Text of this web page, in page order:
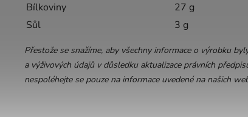
Bílkoviny
27 g
Sůl
3 g
Přestože se snažíme, aby všechny informace o výrobku
a výživových údajů v důsledku aktualizace právních
nespoléhejte se pouze na informace uvedené na našich